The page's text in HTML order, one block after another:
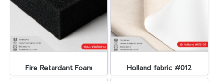
Fire Retardant Foam Holland fabric #012